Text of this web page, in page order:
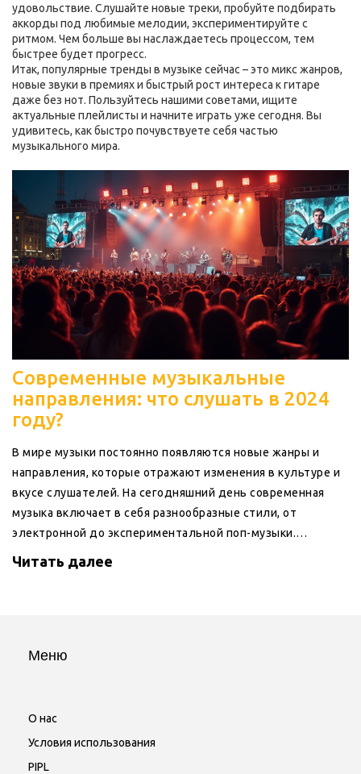
удовольствие. Слушайте новые треки, пробуйте подбирать
аккорды под любимые мелодии, экспериментируйте с
ритмом. Чем больше вы наслаждаетесь процессом, тем
быстрее будет прогресс.
Итак, популярные тренды в музыке сейчас – это микс жанров,
новые звуки в премиях и быстрый рост интереса к гитаре
даже без нот. Пользуйтесь нашими советами, ищите
актуальные плейлисты и начните играть уже сегодня. Вы
удивитесь, как быстро почувствуете себя частью
музыкального мира.
Современные музыкальные
направления: что слушать в 2024
году?
В мире музыки постоянно появляются новые жанры и
направления, которые отражают изменения в культуре и
вкусе слушателей. На сегодняшний день современная
музыка включает в себя разнообразные стили, от
электронной до экспериментальной поп-музыки.
нам лучше понимать мир вокруг нас и расширять
Читать далее
Меню
О нас
Условия использования
PIPL